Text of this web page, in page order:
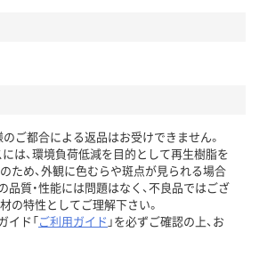
のご都合による返品はお受けできません。
は、環境負荷低減を目的として再生樹脂を
ため、外観に色むらや斑点が見られる場合
品質・性能には問題はなく、不良品ではござ
の特性としてご理解下さい。
イド「ご利用ガイド 」を必ずご確認の上、お